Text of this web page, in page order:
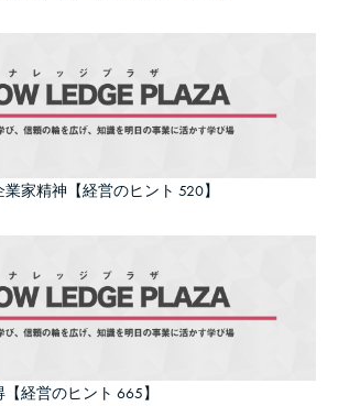
家精神【経営のヒント 520】
経営のヒント 665】